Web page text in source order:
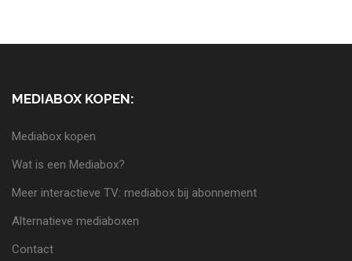
MEDIABOX KOPEN:
Mediabox kopen
Wat is een Mediabox?
Meer interactieve TV: mediabox bij abonnement
Alternatieve mediaboxen
Contact